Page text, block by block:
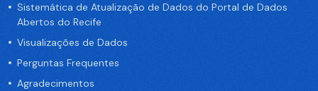
Sistemática de Atualização de Dados do Portal de Dados
Abertos do Recife
Visualizações de Dados
Perguntas Frequentes
Agradecimentos